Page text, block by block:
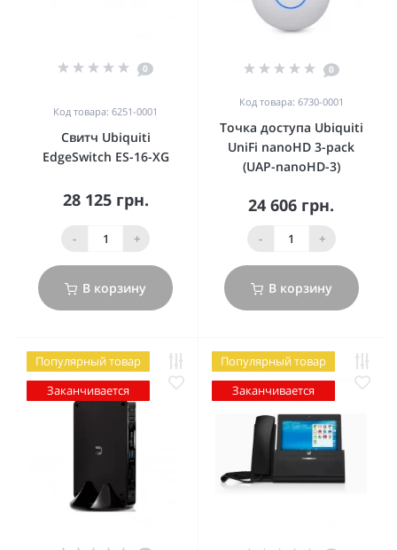
0
Код товара: 6251-0001
Свитч Ubiquiti
EdgeSwitch ES-16-XG
28 125 грн.
- +
В корзину
0
Код товара: 6730-0001
Точка доступа Ubiquiti
UniFi nanoHD 3-pack
(UAP-nanoHD-3)
24 606 грн.
- +
В корзину
Популярный товар
Заканчивается
Популярный товар
Заканчивается